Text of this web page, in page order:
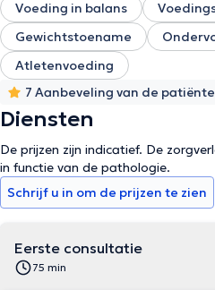
Voeding in balans
Gewichtstoename
Atletenvoeding
7 Aanbeveling van de
Diensten
De prijzen zijn indicatief. De
in functie van de pathologie.
Schrijf u in om de prijzen te zien
Eerste consultatie
75 min